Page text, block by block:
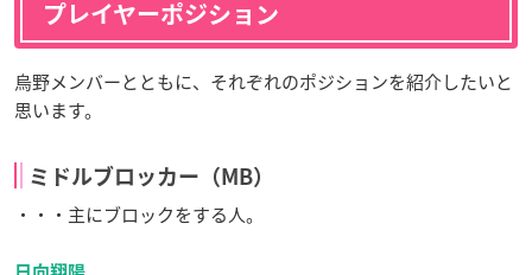
プレイヤーポジション
烏野メンバーとともに、それぞれのポジションを紹介したいと
思います。
ミドルブロッカー（MB）
・・・主にブロックをする人。